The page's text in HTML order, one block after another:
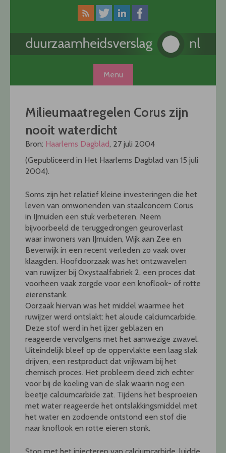
Menu
Milieumaatregelen Corus zijn
nooit waterdicht
Bron: Haarlems Dagblad, 27 juli 2004
(Gepubliceerd in Het Haarlems Dagblad van 15 juli
2004).
Soms zijn het relatief kleine investeringen die het
leven van omwonenden van staalconcern Corus
in IJmuiden een stuk verbeteren. Neem
bijvoorbeeld de teruggedrongen geuroverlast
waar inwoners van IJmuiden, Wijk aan Zee en
Beverwijk in een recent verleden zo vaak over
klaagden. Hoofdoorzaak was het ontzwavelen
van ruwijzer bij Oxystaalfabriek 2, een proces dat
voorheen vaak zorgde voor een knoflook- of rotte
eierenstank.
Oorzaak hiervan was het middel waarmee het
ruwijzer werd ontslakt: het aloude calciumcarbide.
Deze stof werd in het ijzer geblazen en
reageerde vervolgens met het aanwezige zwavel.
Uiteindelijk bleef op de oppervlakte een laag slak
drijven, een restproduct dat vrijkwam bij het
chemisch proces. Het probleem deed zich echter
voor bij de koeling van de slak waarin nog een
beetje calciumcarbide zat. Tijdens het besproeien
met water reageerde het ontslakkingsmiddel met
het water en zodoende ontstond een stof die
naar knoflook en rotte eieren stonk.